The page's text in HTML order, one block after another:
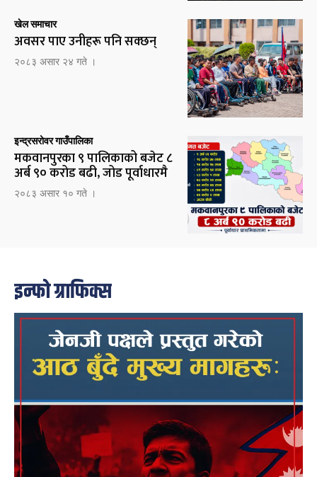
खेल समाचार
अवसर पाए उनीहरू पनि सक्छन्
२०८३ असार २४ गते ।
इन्द्रसरोवर गाउँपालिका
मकवानपुरका ९ पालिकाको बजेट ८
अर्ब ९० करोड बढी, जोड पूर्वाधारमै
२०८३ असार १० गते ।
इन्फो ग्राफिक्स